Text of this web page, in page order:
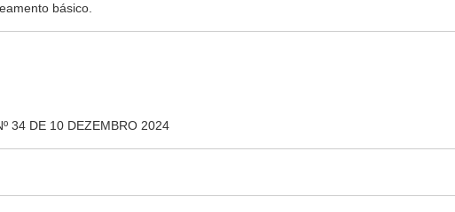
básico.
34 DE 10 DEZEMBRO 2024